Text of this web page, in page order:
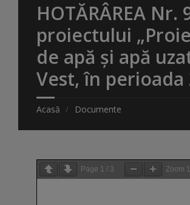
HOTĂRÂREA
proiectului
de apă și apă
Vest, în perioada
Acasă Documente
Page 1 / 3 Zoom